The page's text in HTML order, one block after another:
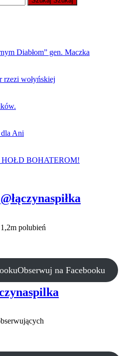
Diabłom” gen. Maczka
rzezi wołyńskiej
Ani
BOHATEROM!
@łączynaspiłka
1,2m polubień
Obserwuj na Facebooku